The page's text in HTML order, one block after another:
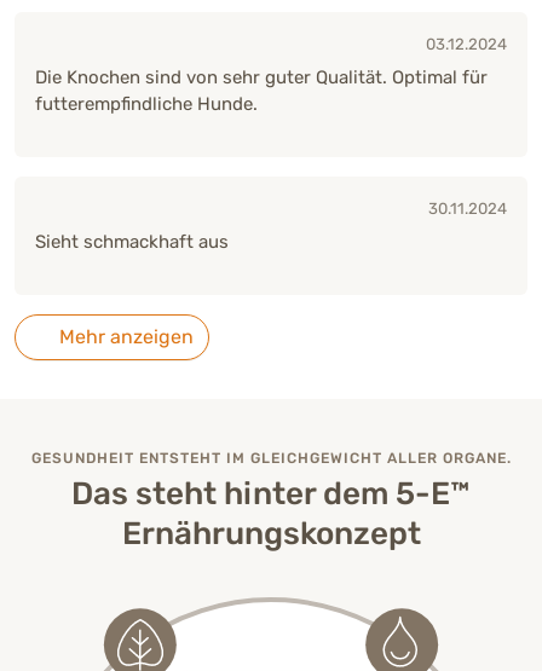
03.12.2024
Die Knochen sind von sehr guter Qualität. Optimal für
futterempfindliche Hunde.
30.11.2024
Sieht schmackhaft aus
Mehr anzeigen
GESUNDHEIT ENTSTEHT IM GLEICHGEWICHT ALLER ORGANE.
Das steht hinter dem 5-E™
Ernährungskonzept